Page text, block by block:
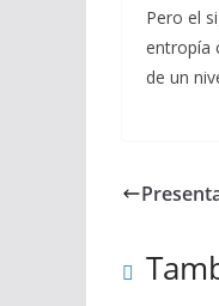
Pero el
entropía
de un